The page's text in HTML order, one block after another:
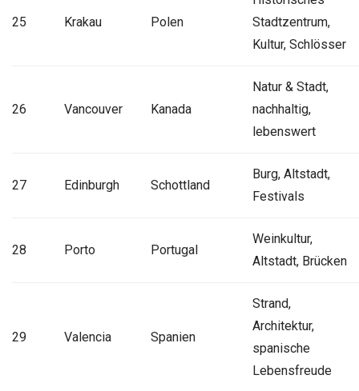
25 Krakau Polen
Stadtzentrum,
Kultur, Schlösser
26 Vancouver Kanada
Natur & Stadt,
nachhaltig,
lebenswert
27 Edinburgh Schottland
Burg, Altstadt,
Festivals
28 Porto Portugal
Weinkultur,
Altstadt, Brücken
29 Valencia Spanien
Strand,
Architektur,
spanische
Lebensfreude